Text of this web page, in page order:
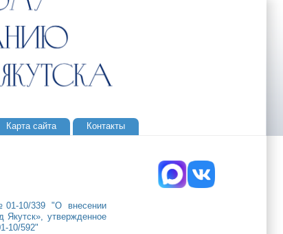
Карта сайта Контакты
10/339 "О внесении
Якутск», утвержденное
10/592"